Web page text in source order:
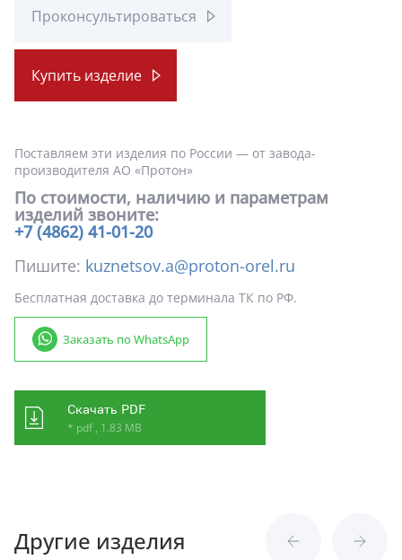
Проконсультироваться
Купить изделие
Поставляем эти изделия по России — от завода-
производителя АО «Протон»
По стоимости, наличию и параметрам
изделий звоните:
+7 (4862) 41-01-20
Пишите: kuznetsov.a@proton-orel.ru
Бесплатная доставка до терминала ТК по РФ.
Заказать по WhatsApp
Скачать PDF
* pdf , 1.83 MB
Другие изделия